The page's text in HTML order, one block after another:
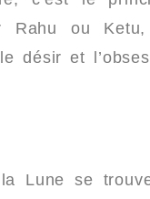
Rahu ou
désir et
Lune se